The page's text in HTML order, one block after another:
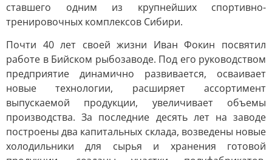
ставшего одним из крупнейших спортивно-
тренировочных комплексов Сибири.
Почти 40 лет своей жизни Иван Фокин посвятил
работе в Бийском рыбозаводе. Под его руководством
предприятие динамично развивается, осваивает
новые технологии, расширяет ассортимент
выпускаемой продукции, увеличивает объемы
производства. За последние десять лет на заводе
построены два капитальных склада, возведены новые
холодильники для сырья и хранения готовой